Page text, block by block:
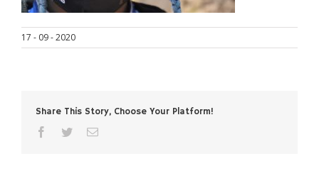
17 - 09 - 2020
Share This Story, Choose Your Platform!
facebooktwitterEmail